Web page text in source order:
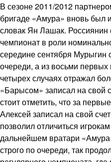
В сезоне 2011/2012
бригаде «Амура» вновь был
словак Ян Лашак. Россиянин
чемпионат в роли
середине сентября Мурыгин
очереди, а из восьми
четырех случаях отражал
«Барысом» записал на свой
стоит отметить, что за
Алексей записал на свой
позволил отличиться
дальнейшем вратари
строго по очереди, так